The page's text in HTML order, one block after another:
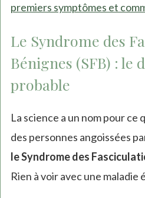
premiers symptômes et
Le Syndrome des
Bénignes (SFB) : le
probable
La science a un nom pour ce
des personnes angoissées
le Syndrome des
Rien à voir avec une maladie